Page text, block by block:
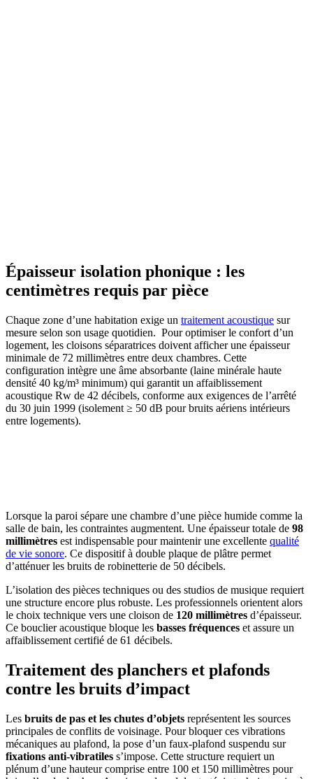
Épaisseur isolation phonique : les
centimètres requis par pièce
Chaque zone d’une habitation exige un traitement acoustique sur
mesure selon son usage quotidien. Pour optimiser le confort d’un
logement, les cloisons séparatrices doivent afficher une épaisseur
minimale de 72 millimètres entre deux chambres. Cette
configuration intègre une âme absorbante (laine minérale haute
densité 40 kg/m³ minimum) qui garantit un affaiblissement
acoustique Rw de 42 décibels, conforme aux exigences de l’arrêté
du 30 juin 1999 (isolement ≥ 50 dB pour bruits aériens intérieurs
entre logements).
Lorsque la paroi sépare une chambre d’une pièce humide comme la
salle de bain, les contraintes augmentent. Une épaisseur totale de 98
millimètres est indispensable pour maintenir une excellente qualité
de vie sonore. Ce dispositif à double plaque de plâtre permet
d’atténuer les bruits de robinetterie de 50 décibels.
L’isolation des pièces techniques ou des studios de musique requiert
une structure encore plus robuste. Les professionnels orientent alors
le choix technique vers une cloison de 120 millimètres d’épaisseur.
Ce bouclier acoustique bloque les basses fréquences et assure un
affaiblissement certifié de 61 décibels.
Traitement des planchers et plafonds
contre les bruits d’impact
Les bruits de pas et les chutes d’objets représentent les sources
principales de conflits de voisinage. Pour bloquer ces vibrations
mécaniques au plafond, la pose d’un faux-plafond suspendu sur
fixations anti-vibratiles s’impose. Cette structure requiert un
plénum d’une hauteur comprise entre 100 et 150 millimètres pour